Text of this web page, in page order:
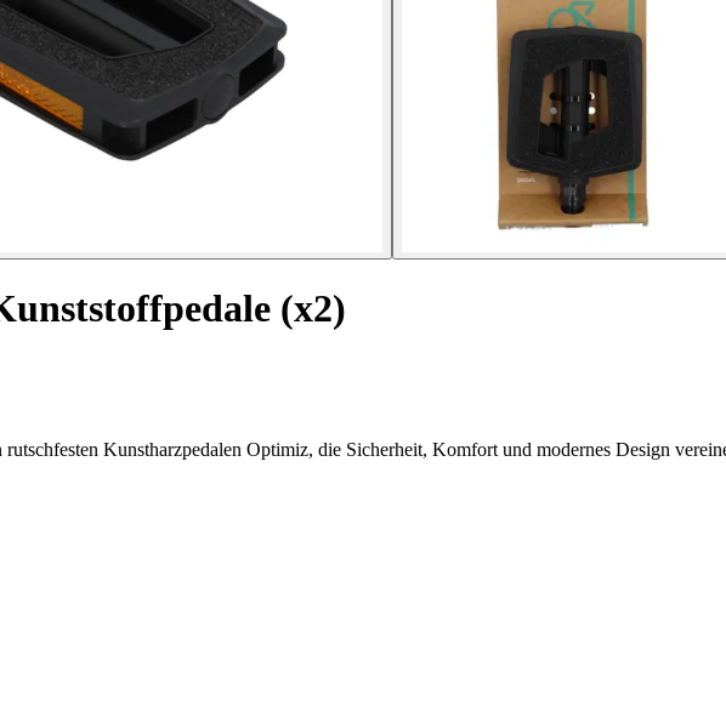
(x2)
Kunstharzpedalen Optimiz, die Sicherheit, Komfort und modernes Design